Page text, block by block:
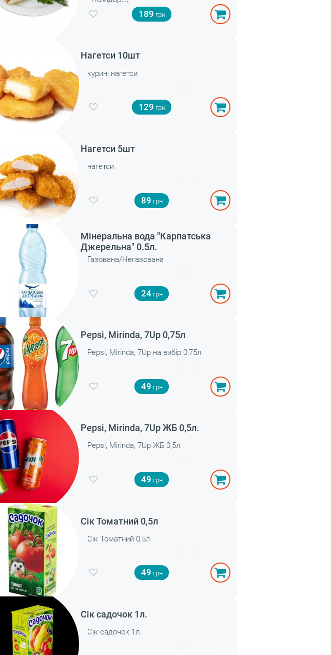
- Зелень
- Куряче філе
189
Нагетси 10шт
курині нагетси
129
Нагетси 5шт
нагетси
89
Мінеральна вода "Карпатська
Джерельна" 0.5л.
Газована/Негазована
24
Pepsi, Mirinda, 7Up 0,75л
Pepsi, Mirinda, 7Up на вибір 0,75л
49
Pepsi, Mirinda, 7Up ЖБ 0,5л.
Pepsi, Mirinda, 7Up ЖБ 0,5л.
49
Сік Томатний 0,5л
Сік Томатний 0,5л
49
Сік садочок 1л.
Сік садочок 1л.